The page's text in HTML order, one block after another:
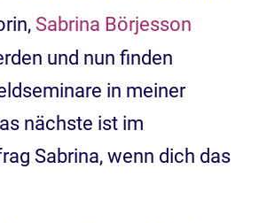
Sabrina Börjesson
und nun finden
in meiner
nächste ist im
Sabrina, wenn dich das